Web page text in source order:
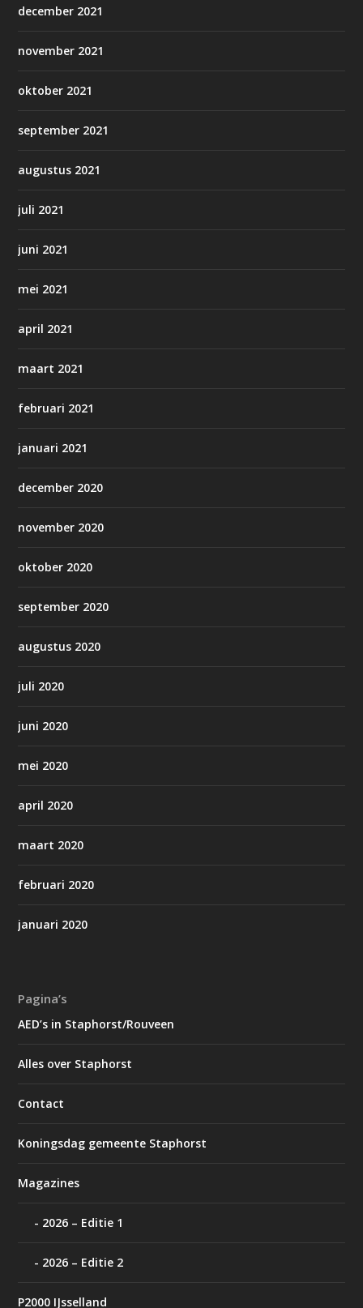
december 2021
november 2021
oktober 2021
september 2021
augustus 2021
juli 2021
juni 2021
mei 2021
april 2021
maart 2021
februari 2021
januari 2021
december 2020
november 2020
oktober 2020
september 2020
augustus 2020
juli 2020
juni 2020
mei 2020
april 2020
maart 2020
februari 2020
januari 2020
Pagina’s
AED’s in Staphorst/Rouveen
Alles over Staphorst
Contact
Koningsdag gemeente Staphorst
Magazines
2026 – Editie 1
2026 – Editie 2
P2000 IJsselland